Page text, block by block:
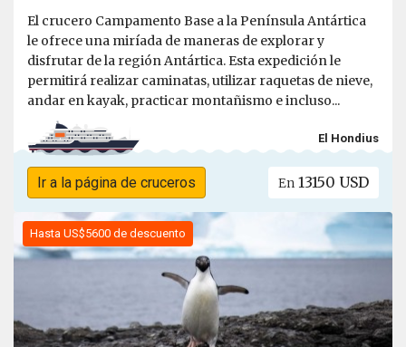
El crucero Campamento Base a la Península Antártica
le ofrece una miríada de maneras de explorar y
disfrutar de la región Antártica. Esta expedición le
permitirá realizar caminatas, utilizar raquetas de nieve,
andar en kayak, practicar montañismo e incluso...
El Hondius
Ir a la página de cruceros En 13150 USD
Hasta US$5600 de descuento